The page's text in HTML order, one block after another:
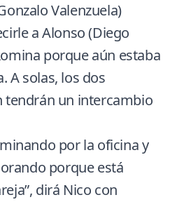
Valenzuela)
a Alonso (Diego
porque aún estaba
A solas, los dos
tendrán un intercambio
por la oficina y
porque está
dirá Nico con